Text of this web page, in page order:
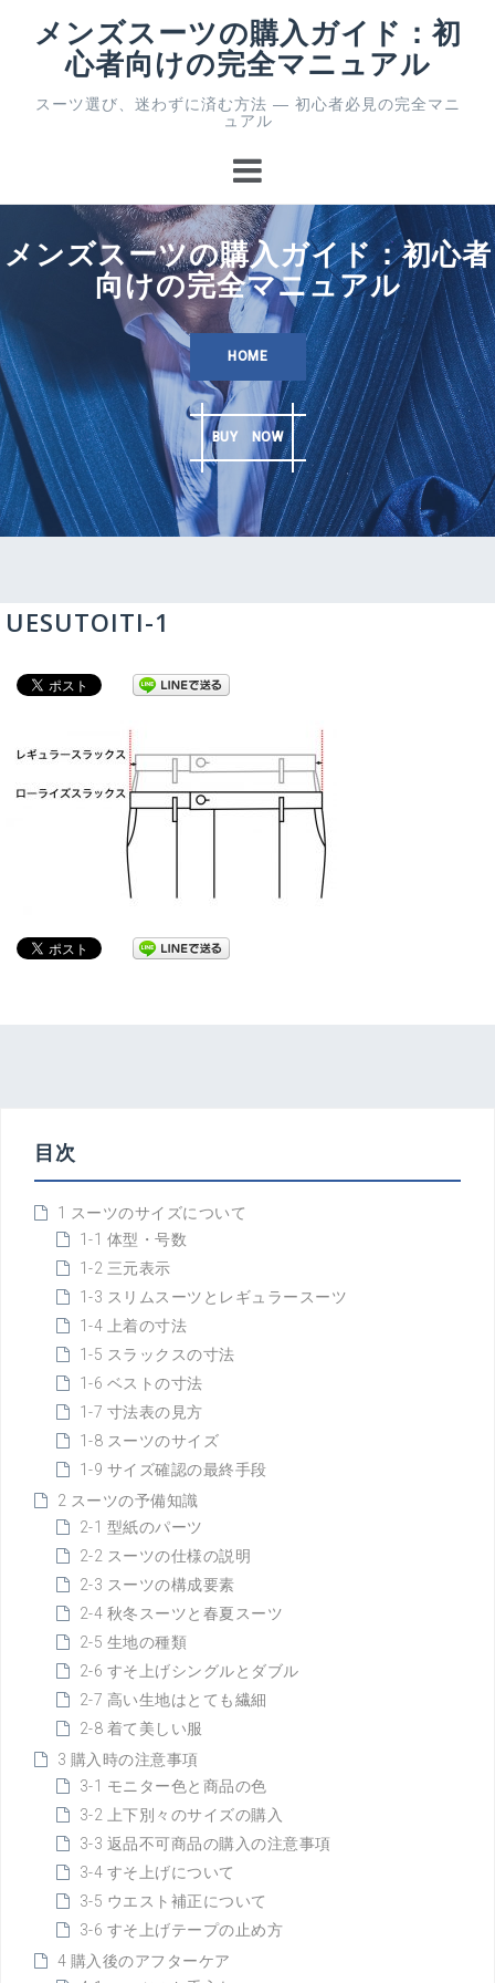
ッ
メンズスーツの購入ガイド：初
心者向けの完全マニュアル
スーツ選び、迷わずに済む方法 ― 初心者必見の完全マニ
ュアル
メンズスーツの購入ガイド：初心者
向けの完全マニュアル
HOME
BUY NOW
UESUTOITI-1
目次
1 スーツのサイズについて
1-1 体型・号数
1-2 三元表示
1-3 スリムスーツとレギュラースーツ
1-4 上着の寸法
1-5 スラックスの寸法
1-6 ベストの寸法
1-7 寸法表の見方
1-8 スーツのサイズ
1-9 サイズ確認の最終手段
2 スーツの予備知識
2-1 型紙のパーツ
2-2 スーツの仕様の説明
2-3 スーツの構成要素
2-4 秋冬スーツと春夏スーツ
2-5 生地の種類
2-6 すそ上げシングルとダブル
2-7 高い生地はとても繊細
2-8 着て美しい服
3 購入時の注意事項
3-1 モニター色と商品の色
3-2 上下別々のサイズの購入
3-3 返品不可商品の購入の注意事項
3-4 すそ上げについて
3-5 ウエスト補正について
3-6 すそ上げテープの止め方
4 購入後のアフターケア